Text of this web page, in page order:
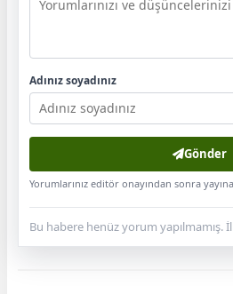
Adınız soyadınız
Gönder
Yorumlarınız editör onayından sonra yayına
Bu habere henüz yorum yapılmamış.